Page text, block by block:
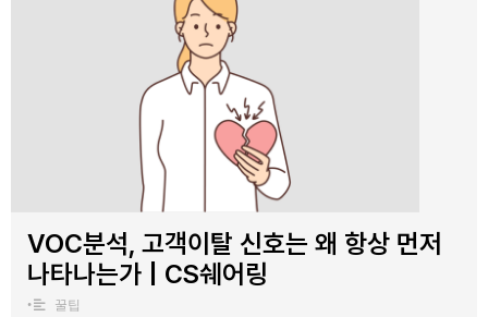
VOC분석, 고객이탈 신호는 왜 항상 먼저
나타나는가 | CS쉐어링
• 꿀팁